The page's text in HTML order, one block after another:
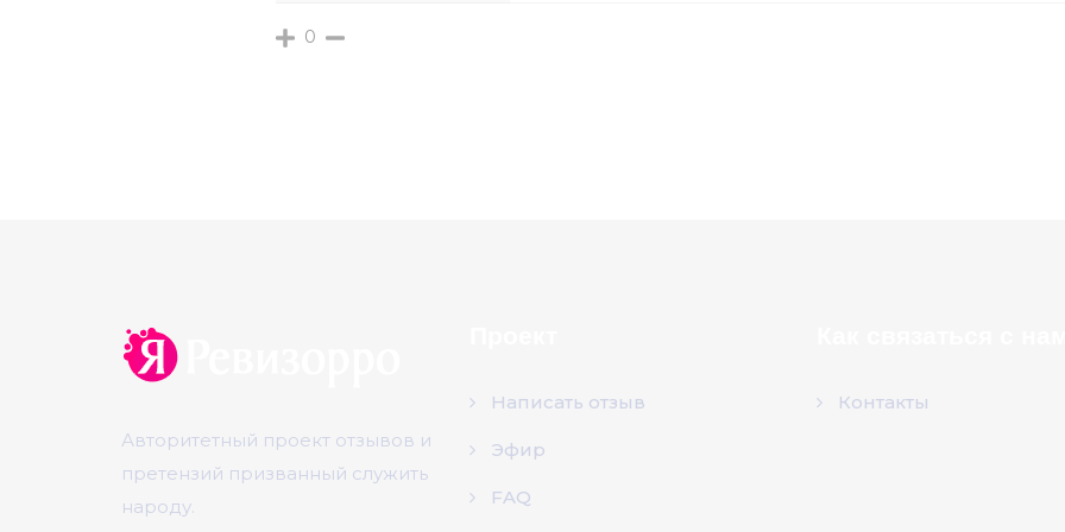
0
Авторитетный проект отзывов и
претензий призванный служить
народу.
Написать отзыв
Эфир
FAQ
Контакты